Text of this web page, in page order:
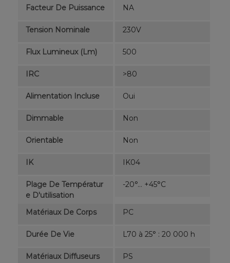
Facteur De Puissance NA
Tension Nominale 230V
Flux Lumineux (lm) 500
IRC >80
Alimentation Incluse Oui
Dimmable Non
Orientable Non
IK IK04
Plage De Températur
E D'utilisation
-20°... +45°C
Matériaux De Corps PC
Durée De Vie L70 à 25° : 20 000 h
Matériaux Diffuseurs PS